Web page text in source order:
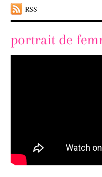
RSS
portrait de